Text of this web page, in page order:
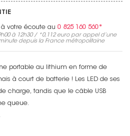
votre écoute au 0 825 160 560*
à 12h30 / *0,112 europar appel d’une
depuis la France métropolitaine
portable au lithium en forme de
à court de batterie ! Les LED de ses
charge, tandis que le câble USB
queue.